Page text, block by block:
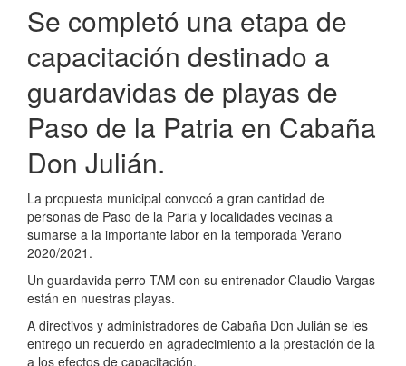
Se completó una etapa de
capacitación destinado a
guardavidas de playas de
Paso de la Patria en Cabaña
Don Julián.
La propuesta municipal convocó a gran cantidad de
personas de Paso de la Paria y localidades vecinas a
sumarse a la importante labor en la temporada Verano
2020/2021.
Un guardavida perro TAM con su entrenador Claudio Vargas
están en nuestras playas.
A directivos y administradores de Cabaña Don Julián se les
entrego un recuerdo en agradecimiento a la prestación de la
a los efectos de capacitación.